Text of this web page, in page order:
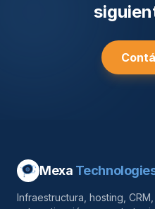
Mexa
Infraestructura, hosting,